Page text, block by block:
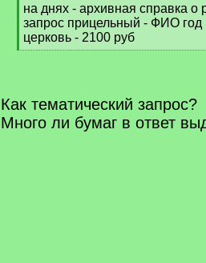
]на днях - архивная справка о
запрос прицельный - ФИО год
церковь - 2100 руб
[
Как тематический запрос?
Много ли бумаг в ответ